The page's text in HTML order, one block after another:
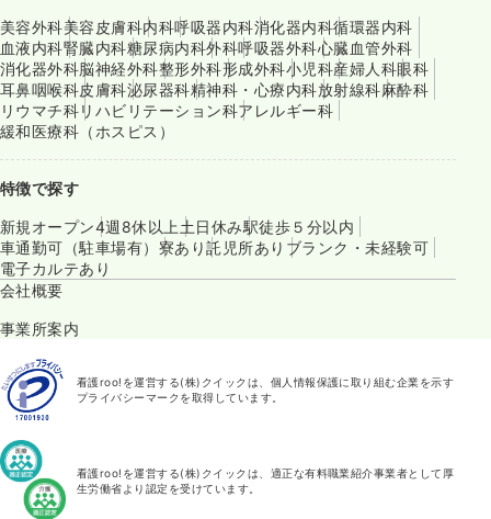
美容外科美容皮膚科内科呼吸器内科消化器内科循環器内科
血液内科腎臓内科糖尿病内科外科呼吸器外科心臓血管外科
消化器外科脳神経外科整形外科形成外科小児科産婦人科眼科
耳鼻咽喉科皮膚科泌尿器科精神科・心療内科放射線科麻酔科
リウマチ科リハビリテーション科アレルギー科
緩和医療科（ホスピス）
特徴で探す
新規オープン4週8休以上 土日休み駅徒歩５分以内
車通勤可（駐車場有） 寮あり託児所あり ブランク・未経験可
電子カルテあり
会社概要
事業所案内
看護roo!を運営する(株)クイックは、個人情報保護に取り組む企業を示す
プライバシーマークを取得しています。
看護roo!を運営する(株)クイックは、適正な有料職業紹介事業者として厚
生労働省より認定を受けています。